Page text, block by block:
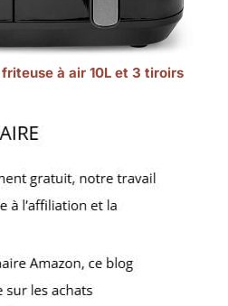
à air 10L et 3 tiroirs